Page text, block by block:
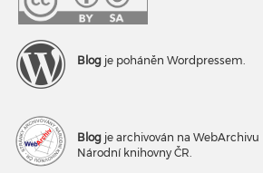
Blog je poháněn Wordpressem.
Blog je archivován na WebArchivu
Národní knihovny ČR.